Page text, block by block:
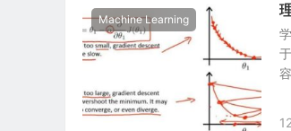
Machine Learning